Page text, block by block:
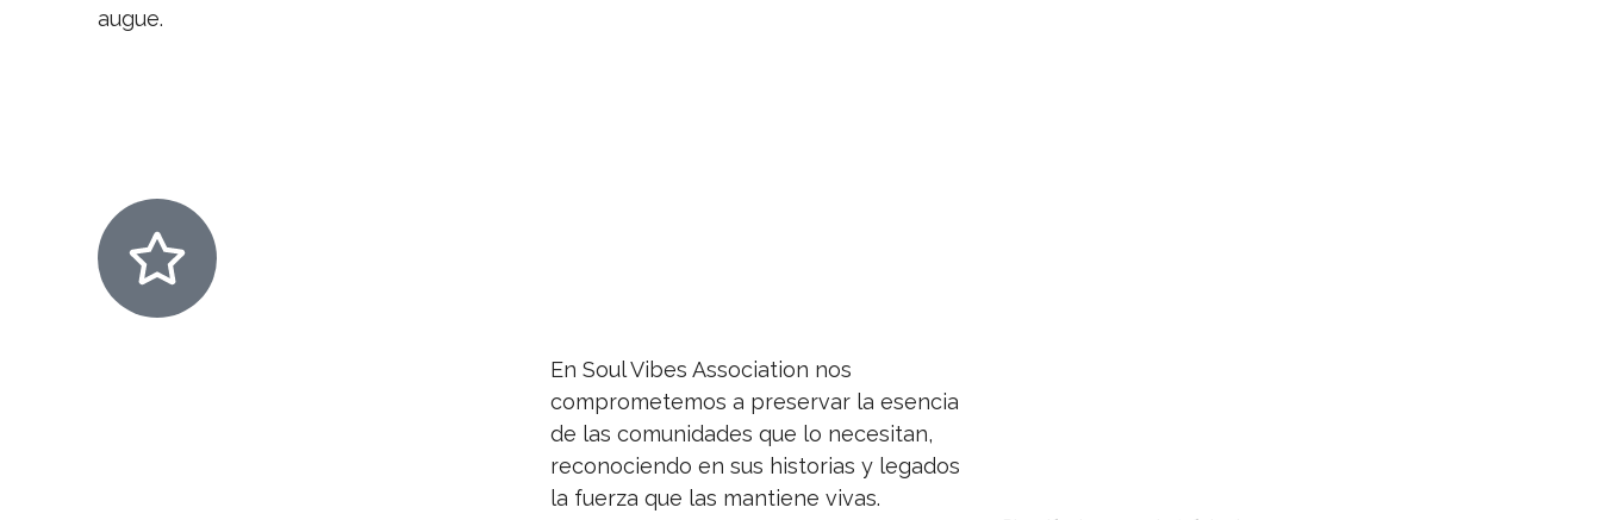
augue.
En Soul Vibes Association nos
comprometemos a preservar la esencia
de las comunidades que lo necesitan,
reconociendo en sus historias y legados
la fuerza que las mantiene vivas.